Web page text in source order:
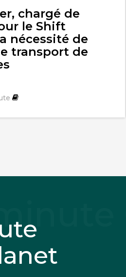
chargé de
le Shift
nécessité de
transport de